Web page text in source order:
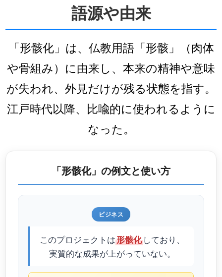
語源や由来
「形骸化」は、仏教用語「形骸」（肉体
や骨組み）に由来し、本来の精神や意味
が失われ、外見だけが残る状態を指す。
江戸時代以降、比喩的に使われるように
なった。
「形骸化」の例文と使い方
ビジネス
このプロジェクトは形骸化しており、
実質的な成果が上がっていない。